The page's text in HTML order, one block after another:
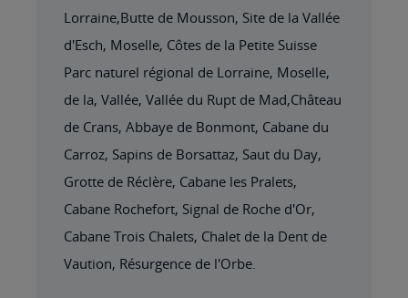
Lorraine,Butte de Mousson, Site de la Vallée
d'Esch, Moselle, Côtes de la Petite Suisse
Parc naturel régional de Lorraine, Moselle,
de la, Vallée, Vallée du Rupt de Mad,Château
de Crans, Abbaye de Bonmont, Cabane du
Carroz, Sapins de Borsattaz, Saut du Day,
Grotte de Réclère, Cabane les Pralets,
Cabane Rochefort, Signal de Roche d'Or,
Cabane Trois Chalets, Chalet de la Dent de
Vaution, Résurgence de l'Orbe.